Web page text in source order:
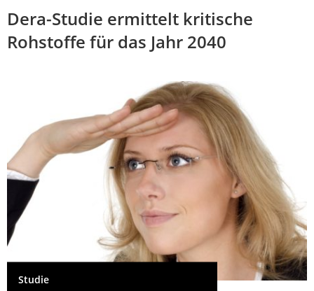
Dera-Studie ermittelt kritische
Rohstoffe für das Jahr 2040
Studie